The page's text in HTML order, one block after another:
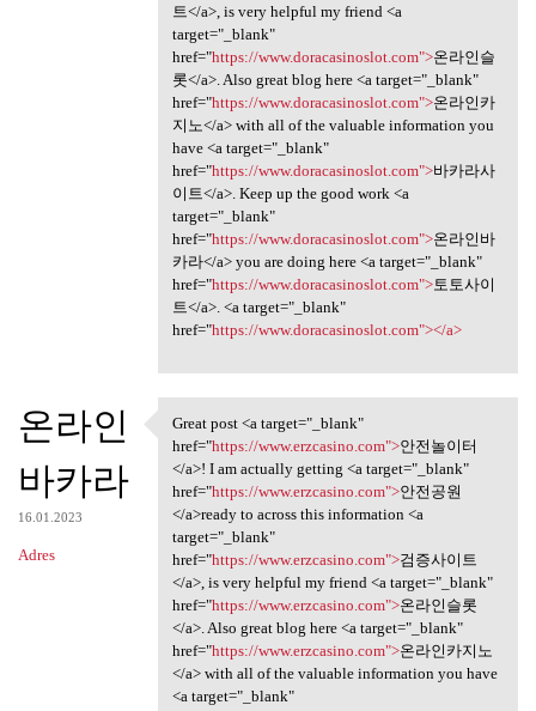
트</a>, is very helpful my friend <a
target="_blank"
href="https://www.doracasinoslot.com">온라인슬
롯</a>. Also great blog here <a target="_blank"
href="https://www.doracasinoslot.com">온라인카
지노</a> with all of the valuable information you
have <a target="_blank"
href="https://www.doracasinoslot.com">바카라사
이트</a>. Keep up the good work <a
target="_blank"
href="https://www.doracasinoslot.com">온라인바
카라</a> you are doing here <a target="_blank"
href="https://www.doracasinoslot.com">토토사이
트</a>. <a target="_blank"
href="https://www.doracasinoslot.com"></a>
온라인
바카라
16.01.2023
Adres
Great post <a target="_blank"
Great post <a target="_blank"
href="https://www.erzcasino.com">안전놀이터
</a>! I am actually getting <a target="_blank"
href="https://www.erzcasino.com">안전공원
</a>ready to across this information <a
target="_blank"
href="https://www.erzcasino.com">검증사이트
</a>, is very helpful my friend <a target="_blank"
href="https://www.erzcasino.com">온라인슬롯
</a>. Also great blog here <a target="_blank"
href="https://www.erzcasino.com">온라인카지노
</a> with all of the valuable information you have
<a target="_blank"